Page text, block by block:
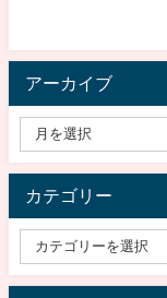
アーカイブ
カテゴリー